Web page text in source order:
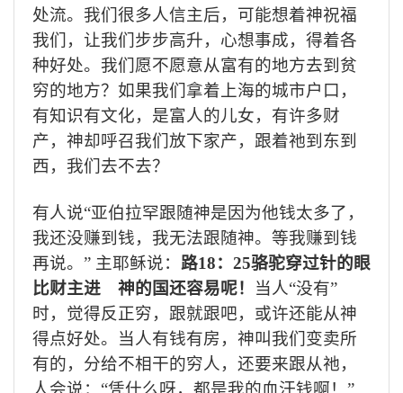
处流。我们很多人信主后，可能想着神祝福
我们，让我们步步高升，心想事成，得着各
种好处。我们愿不愿意从富有的地方去到贫
穷的地方？如果我们拿着上海的城市户口，
有知识有文化，是富人的儿女，有许多财
产，神却呼召我们放下家产，跟着祂到东到
西，我们去不去？
有人说“亚伯拉罕跟随神是因为他钱太多了，
我还没赚到钱，我无法跟随神。等我赚到钱
再说。” 主耶稣说： 路18： 25骆驼穿过针的眼
比财主进 神的国还容易呢！ 当人“没有”
时，觉得反正穷，跟就跟吧，或许还能从神
得点好处。当人有钱有房，神叫我们变卖所
有的，分给不相干的穷人，还要来跟从祂，
人会说：“凭什么呀，都是我的血汗钱啊！”